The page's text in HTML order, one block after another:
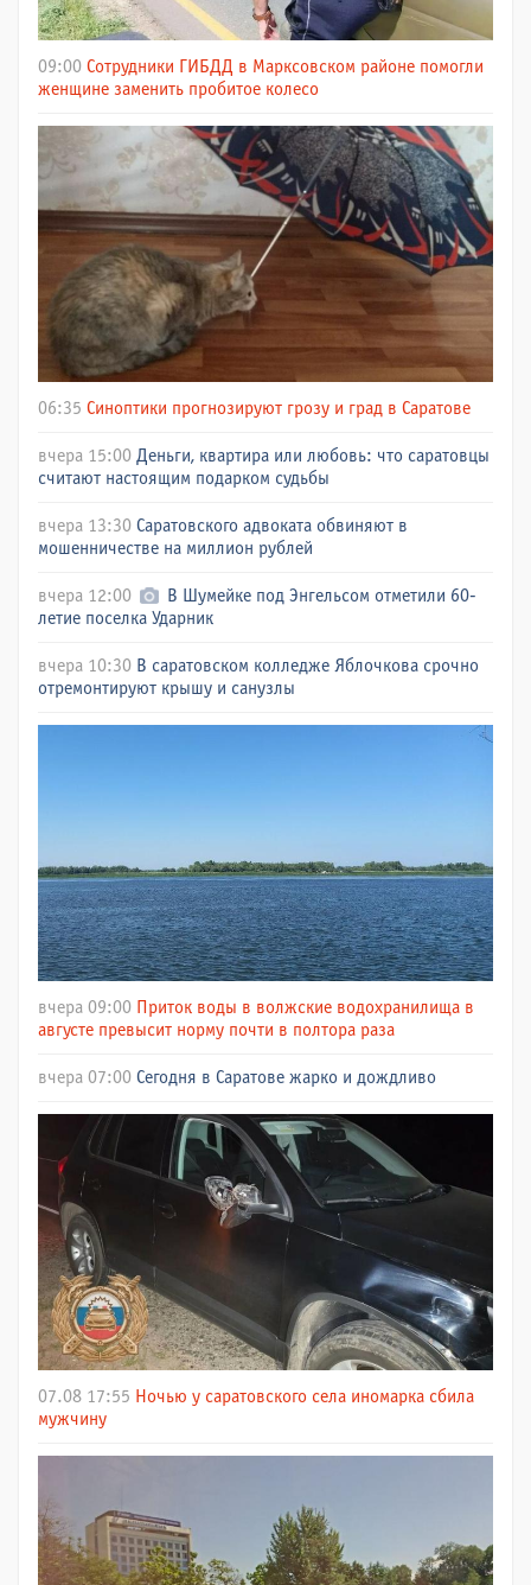
09:00 Сотрудники ГИБДД в Марксовском районе помогли
женщине заменить пробитое колесо
06:35 Синоптики прогнозируют грозу и град в Саратове
вчера 15:00 Деньги, квартира или любовь: что саратовцы
считают настоящим подарком судьбы
вчера 13:30 Саратовского адвоката обвиняют в
мошенничестве на миллион рублей
вчера 12:00
В Шумейке под Энгельсом отметили 60-
летие поселка Ударник
вчера 10:30 В саратовском колледже Яблочкова срочно
отремонтируют крышу и санузлы
вчера 09:00 Приток воды в волжские водохранилища в
августе превысит норму почти в полтора раза
вчера 07:00 Сегодня в Саратове жарко и дождливо
07.08 17:55 Ночью у саратовского села иномарка сбила
мужчину